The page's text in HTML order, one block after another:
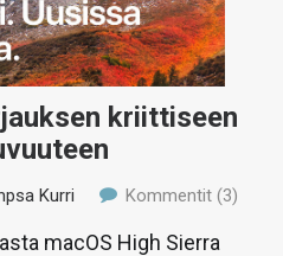
kriittiseen
Kurri Kommentit (3)
macOS High Sierra